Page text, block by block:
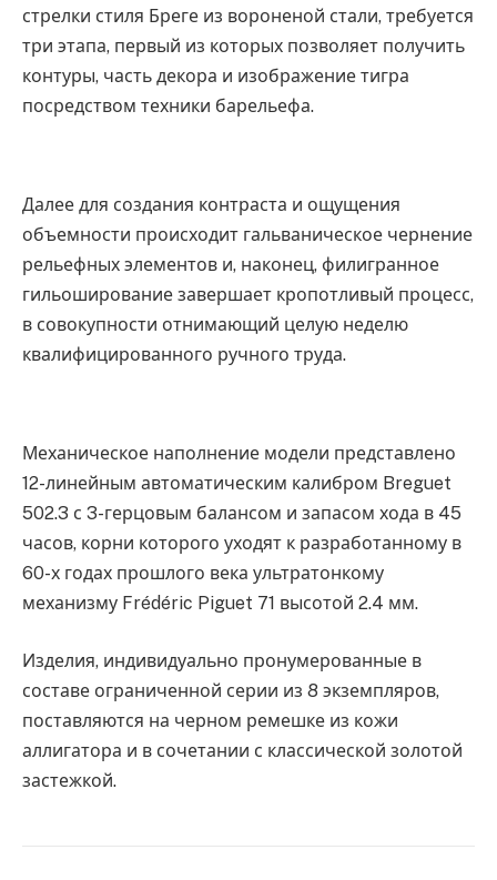
стрелки стиля Бреге из вороненой стали, требуется
три этапа, первый из которых позволяет получить
контуры, часть декора и изображение тигра
посредством техники барельефа.
Далее для создания контраста и ощущения
объемности происходит гальваническое чернение
рельефных элементов и, наконец, филигранное
гильоширование завершает кропотливый процесс,
в совокупности отнимающий целую неделю
квалифицированного ручного труда.
Механическое наполнение модели представлено
12-линейным автоматическим калибром Breguet
502.3 с 3-герцовым балансом и запасом хода в 45
часов, корни которого уходят к разработанному в
60-х годах прошлого века ультратонкому
механизму Frédéric Piguet 71 высотой 2.4 мм.
Изделия, индивидуально пронумерованные в
составе ограниченной серии из 8 экземпляров,
поставляются на черном ремешке из кожи
аллигатора и в сочетании с классической золотой
застежкой.